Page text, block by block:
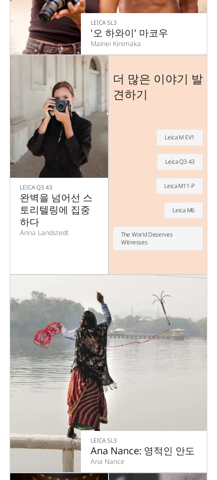
LEICA SL3
'오 하와이' 마코우
Mainei Kinimaka
LEICA Q3 43
완벽을 넘어선 스
토리텔링에 집중
하다
Anna Landstedt
더 많은 이야기 발
견하기
Leica M EV1
Leica Q3 43
Leica M11-P
Leica M6
The World Deserves
Witnesses
LEICA SL3
Ana Nance: 영적인 안도
Ana Nance